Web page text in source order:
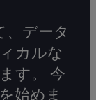
、データ
カルな
す。 今
始めま